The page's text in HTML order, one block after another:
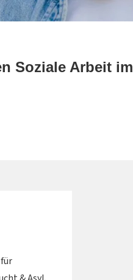
Soziale Arbeit im